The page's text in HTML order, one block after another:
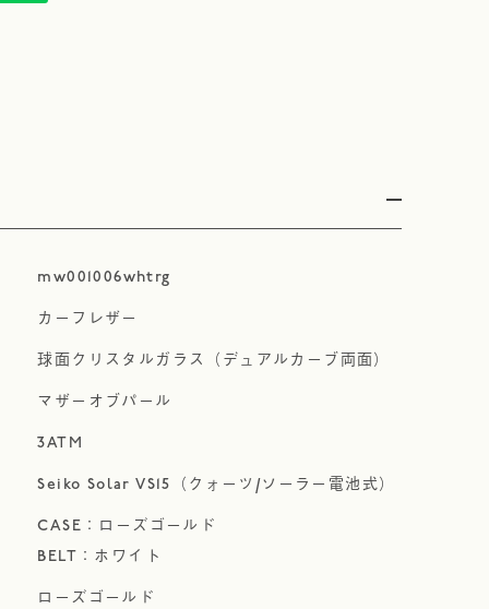
mw001006whtrg
カーフレザー
球面クリスタルガラス（デュアルカーブ両面）
マザーオブパール
3ATM
Seiko Solar VS15（クォーツ/ソーラー電池式）
CASE：ローズゴールド
BELT：ホワイト
ローズゴールド